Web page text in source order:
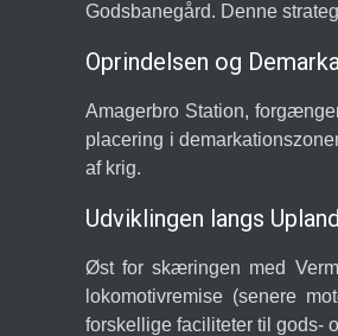
Godsbanegård. Denne
Oprindelsen og
Amagerbro Station,
placering i
af krig.
Udviklingen langs
Øst for skæringen med
lokomotivremise (senere
forskellige faciliteter til gods-